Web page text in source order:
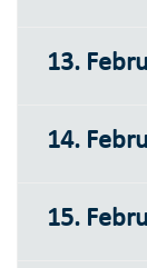
13.
14.
15.